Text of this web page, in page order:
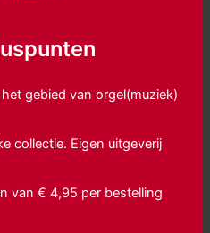
gebied van orgel(muziek)
collectie. Eigen uitgeverij
van € 4,95 per bestelling